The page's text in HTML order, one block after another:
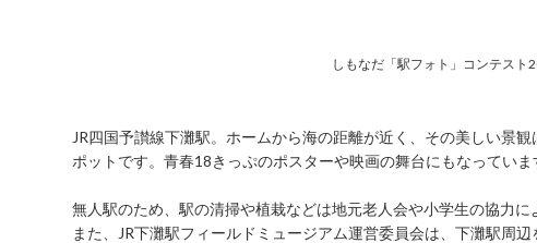
しもなだ「駅フォト」コンテスト
JR四国予讃線下灘駅。ホームから海の距離が近く、その美しい景
ポットです。青春18きっぷのポスターや映画の舞台にもなっていま
無人駅のため、駅の清掃や植栽などは地元老人会や小学生の協力に
また、JR下灘駅フィールドミュージアム運営委員会は、下灘駅周